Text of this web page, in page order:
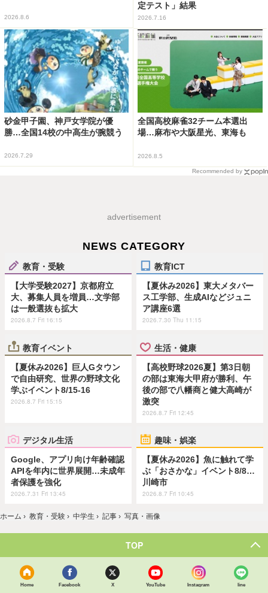
2026.8.6
定テスト」結果
2026.7.16
砂金甲子園、神戸女学院が優
勝…全国14校の中高生が腕競う
2026.7.29
全国高校麻雀32チーム本選出
場…麻布や大阪星光、東海も
2026.8.5
Recommended by
advertisement
NEWS CATEGORY
教育・受験
【大学受験2027】京都府立
大、募集人員を増員…文学部
は一般選抜も拡大
2026.8.7 Fri 16:15
教育ICT
【夏休み2026】東大メタバー
ス工学部、生成AIなどジュニ
ア講座6選
2026.7.30 Thu 11:15
教育イベント
【夏休み2026】巨人Gタウン
で自由研究、世界の野球文化
学ぶイベント8/15-16
2026.8.7 Fri 15:15
生活・健康
【高校野球2026夏】第3日朝
の部は東海大甲府が勝利、午
後の部で八幡商と健大高崎が
激突
2026.8.7 Fri 12:45
デジタル生活
Google、アプリ向け年齢確認
APIを年内に世界展開…未成年
者保護を強化
2026.7.31 Fri 13:45
趣味・娯楽
【夏休み2026】魚に触れて学
ぶ「おさかな」イベント8/8…
川崎市
2026.8.7 Fri 10:45
ホーム › 教育・受験 › 中学生 › 記事 › 写真・画像
TOP
Home Facebook X YouTube Instagram line